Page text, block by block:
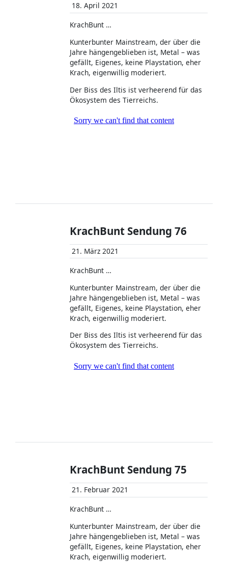
18. April 2021
KrachBunt …
Kunterbunter Mainstream, der über die
Jahre hängengeblieben ist, Metal – was
gefällt, Eigenes, keine Playstation, eher
Krach, eigenwillig moderiert.
Der Biss des Iltis ist verheerend für das
Ökosystem des Tierreichs.
KrachBunt Sendung 76
21. März 2021
KrachBunt …
Kunterbunter Mainstream, der über die
Jahre hängengeblieben ist, Metal – was
gefällt, Eigenes, keine Playstation, eher
Krach, eigenwillig moderiert.
Der Biss des Iltis ist verheerend für das
Ökosystem des Tierreichs.
KrachBunt Sendung 75
21. Februar 2021
KrachBunt …
Kunterbunter Mainstream, der über die
Jahre hängengeblieben ist, Metal – was
gefällt, Eigenes, keine Playstation, eher
Krach, eigenwillig moderiert.